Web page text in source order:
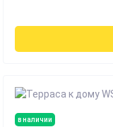
в наличии